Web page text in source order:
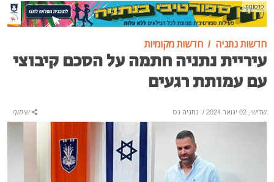
פרסומת
חדשות נתניה חדשות מקומיות
עיריית נתניה חתמה על הסכם קיבוצי
עם עמותת רגעים
שלישי, 02 ינואר 2024 / נתניה נט שיתוף